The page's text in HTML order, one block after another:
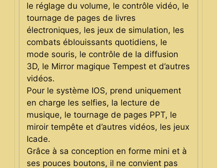
le réglage du volume, le contrôle vidéo, le
tournage de pages de livres
électroniques, les jeux de simulation, les
combats éblouissants quotidiens, le
mode souris, le contrôle de la diffusion
3D, le Mirror magique Tempest et d’autres
vidéos.
Pour le système IOS, prend uniquement
en charge les selfies, la lecture de
musique, le tournage de pages PPT, le
miroir tempête et d’autres vidéos, les jeux
Icade.
Grâce à sa conception en forme mini et à
ses pouces boutons, il ne convient pas